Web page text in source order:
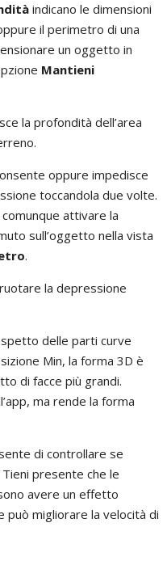
indicano le dimensioni
il perimetro di una
un oggetto in
Mantieni
la profondità dell’area
oppure impedisce
toccandola due volte.
attivare la
sull’oggetto nella vista
.
la depressione
delle parti curve
Min, la forma 3D è
di facce più grandi.
ma rende la forma
di controllare se
presente che le
avere un effetto
può migliorare la velocità di